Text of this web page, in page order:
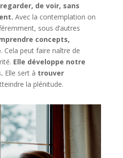
de voir, sans
Avec la contemplation on
sous d’autres
concepts,
. Cela peut faire naître de
Elle développe notre
Elle sert à trouver
la plénitude.